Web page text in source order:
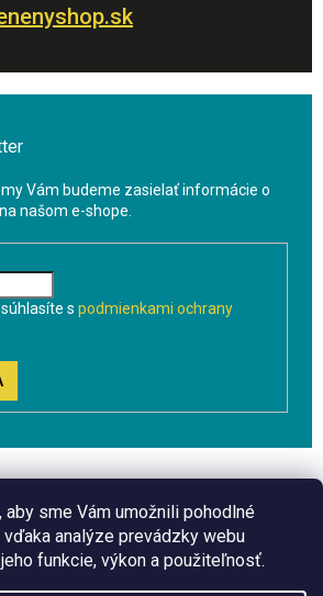
sme Vám umožnili pohodlné
analýze prevádzky webu
funkcie, výkon a použiteľnosť.
Vám budeme zasielať informácie o
našom e-shope.
s podmienkami ochrany